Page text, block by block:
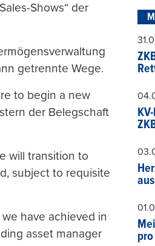
Shows“ der
getrennte Wege.
to begin a new
der Belegschaft
will transition to
subject to requisite
have achieved in
asset manager